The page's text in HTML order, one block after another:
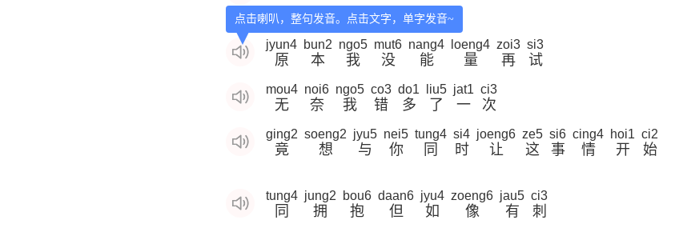
点击喇叭，整句发音。点击文字，单字发音~
原
jyun4
本
bun2
我
ngo5
没
mut6
能
nang4
量
loeng4
再
zoi3
试
si3
无
mou4
奈
noi6
我
ngo5
错
co3
多
do1
了
liu5
一
jat1
次
ci3
竟
ging2
想
soeng2
与
jyu5
你
nei5
同
tung4
时
si4
让
joeng6
这
ze5
事
si6
情
cing4
开
hoi1
始
ci2
同
tung4
拥
jung2
抱
bou6
但
daan6
如
jyu4
像
zoeng6
有
jau5
刺
ci3